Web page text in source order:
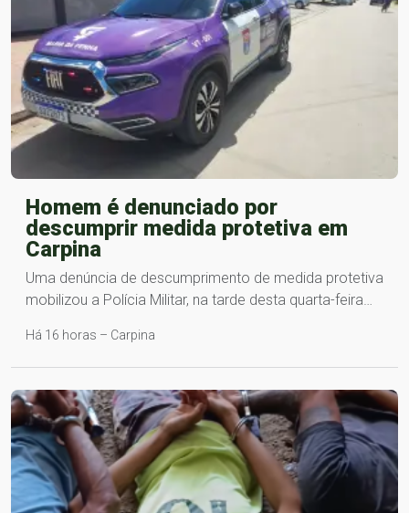
Homem é denunciado por
descumprir medida protetiva em
Carpina
Uma denúncia de descumprimento de medida protetiva
mobilizou a Polícia Militar, na tarde desta quarta-feira…
Há 16 horas – Carpina